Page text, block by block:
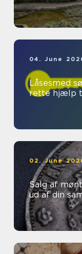
04. June
Låsesmed søborg sådan
rette hjælp
02. June
Salg af
ud af din